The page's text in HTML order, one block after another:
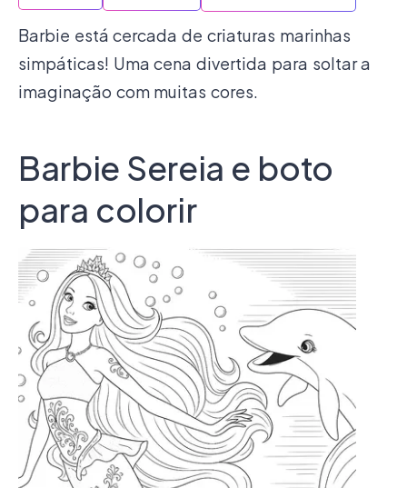
Barbie está cercada de criaturas marinhas
simpáticas! Uma cena divertida para soltar a
imaginação com muitas cores.
Barbie Sereia e boto
para colorir